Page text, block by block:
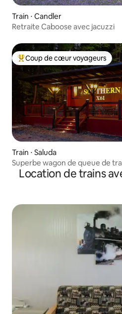
Train ⋅ Candler
Retraite Caboose avec jacuzzi
Coups de cœur voyageurs les
Coup de cœur voyageurs
Train ⋅ Saluda
Superbe wagon de queue de
Location de trains